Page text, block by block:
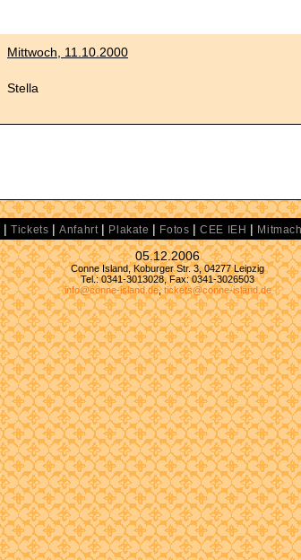
Mittwoch, 11.10.2000
Stella
|Tickets |Anfahrt | Plakate | Fotos |CEE IEH |
05.12.2006
Conne Island, Koburger Str. 3, 04277 Leipzig
Tel.: 0341-3013028, Fax: 0341-3026503
info@conne-island.de,tickets@conne-island.de